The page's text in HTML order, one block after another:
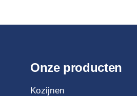
Onze producten
Kozijnen